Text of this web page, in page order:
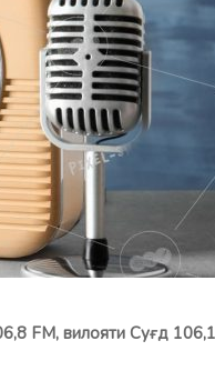
FМ, вилояти Суғд